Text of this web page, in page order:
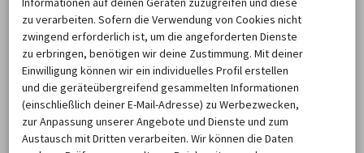
Afrika
Ägypten
zu verarbeiten. Sofern die Verwendung von Cookies nicht
zwingend erforderlich ist, um die angeforderten Dienste
zu erbringen, benötigen wir deine Zustimmung. Mit deiner
Einwilligung können wir ein individuelles Profil erstellen
und die geräteübergreifend gesammelten Informationen
(einschließlich deiner E-Mail-Adresse) zu Werbezwecken,
zur Anpassung unserer Angebote und Dienste und zum
Austausch mit Dritten verarbeiten. Wir können die Daten